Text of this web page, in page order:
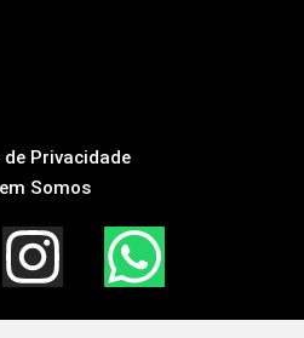
Privacidade
Somos